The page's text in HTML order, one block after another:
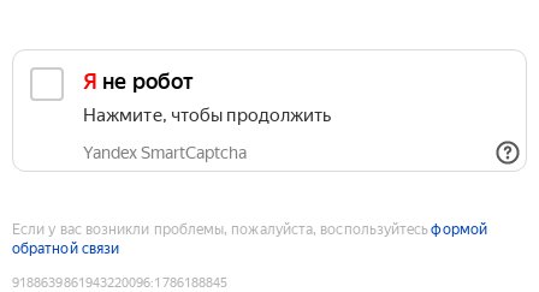
Я не робот
Нажмите, чтобы продолжить
Yandex SmartCaptcha
Если у вас возникли проблемы, пожалуйста, воспользуйтесьформой
обратной связи
9188639861943220096:1786188845